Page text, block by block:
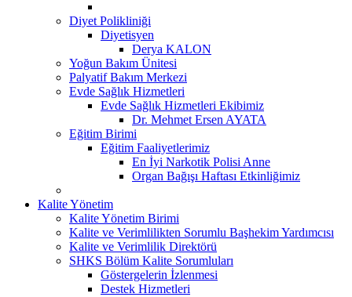
Diyet Polikliniği
Diyetisyen
Derya KALON
Yoğun Bakım Ünitesi
Palyatif Bakım Merkezi
Evde Sağlık Hizmetleri
Evde Sağlık Hizmetleri Ekibimiz
Dr. Mehmet Ersen AYATA
Eğitim Birimi
Eğitim Faaliyetlerimiz
En İyi Narkotik Polisi Anne
Organ Bağışı Haftası Etkinliğimiz
Kalite Yönetim
Kalite Yönetim Birimi
Kalite ve Verimlilikten Sorumlu Başhekim Yardımcısı
Kalite ve Verimlilik Direktörü
SHKS Bölüm Kalite Sorumluları
Göstergelerin İzlenmesi
Destek Hizmetleri